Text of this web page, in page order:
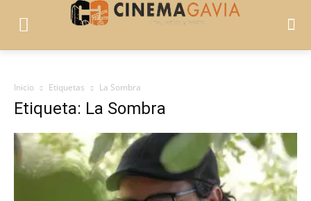
Inicio Etiquetas La Sombra
Etiqueta: La Sombra